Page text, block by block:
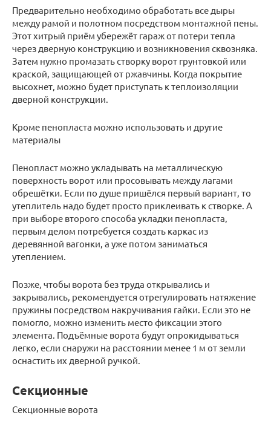
Предварительно необходимо обработать все дыры
между рамой и полотном посредством монтажной пены.
Этот хитрый приём убережёт гараж от потери тепла
через дверную конструкцию и возникновения сквозняка.
Затем нужно промазать створку ворот грунтовкой или
краской, защищающей от ржавчины. Когда покрытие
высохнет, можно будет приступать к теплоизоляции
дверной конструкции.
Кроме пенопласта можно использовать и другие
материалы
Пенопласт можно укладывать на металлическую
поверхность ворот или просовывать между лагами
обрешётки. Если по душе пришёлся первый вариант, то
утеплитель надо будет просто приклеивать к створке. А
при выборе второго способа укладки пенопласта,
первым делом потребуется создать каркас из
деревянной вагонки, а уже потом заниматься
утеплением.
Позже, чтобы ворота без труда открывались и
закрывались, рекомендуется отрегулировать натяжение
пружины посредством накручивания гайки. Если это не
помогло, можно изменить место фиксации этого
элемента. Подъёмные ворота будут опрокидываться
легко, если снаружи на расстоянии менее 1 м от земли
оснастить их дверной ручкой.
Секционные
Секционные ворота